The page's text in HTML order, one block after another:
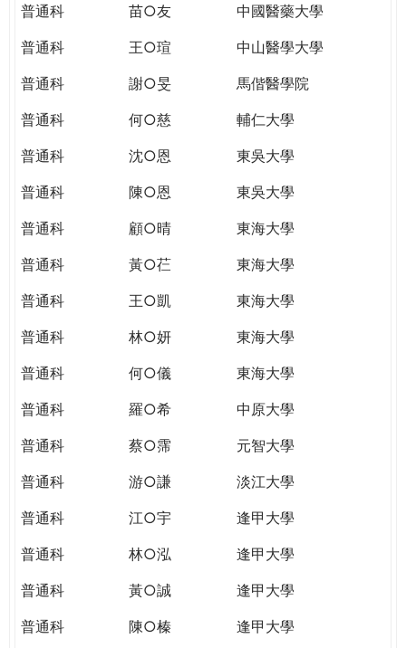
普通科
苗○友
中國醫藥大學
普通科
王○瑄
中山醫學大學
普通科
謝○旻
馬偕醫學院
普通科
何○慈
輔仁大學
普通科
沈○恩
東吳大學
普通科
陳○恩
東吳大學
普通科
顧○晴
東海大學
普通科
黃○芢
東海大學
普通科
王○凱
東海大學
普通科
林○妍
東海大學
普通科
何○儀
東海大學
普通科
羅○希
中原大學
普通科
蔡○霈
元智大學
普通科
游○謙
淡江大學
普通科
江○宇
逢甲大學
普通科
林○泓
逢甲大學
普通科
黃○誠
逢甲大學
普通科
陳○榛
逢甲大學